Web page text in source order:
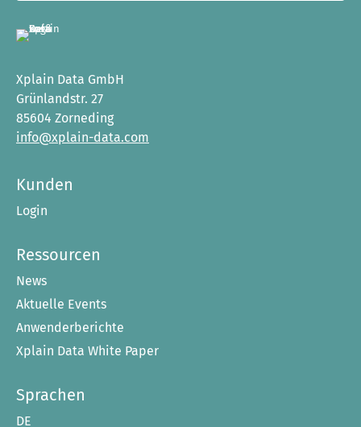
Xplain Data GmbH
Grünlandstr. 27
85604 Zorneding
info@xplain-data.com
Kunden
Login
Ressourcen
News
Aktuelle Events
Anwenderberichte
Xplain Data White Paper
Sprachen
DE